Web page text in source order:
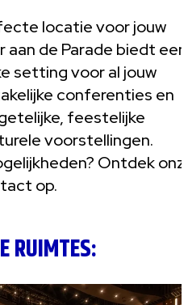
locatie voor jouw
de Parade biedt een
setting voor al jouw
conferenties en
feestelijke
voorstellingen.
Ontdek
op.
RUIMTES: